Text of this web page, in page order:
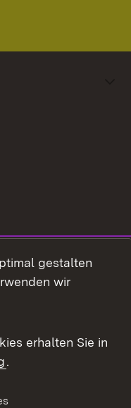
gestalten
wir
erhalten Sie in
.